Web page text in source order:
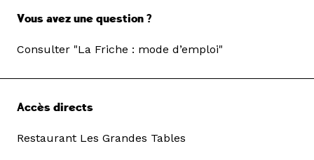
Vous avez une question ?
Consulter "La Friche : mode d’emploi"
Accès directs
Restaurant Les Grandes Tables